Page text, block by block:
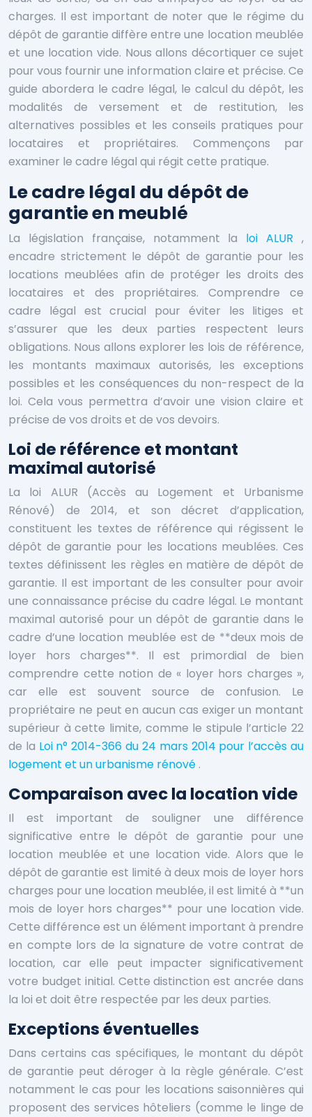
charges. Il est important de noter que le régime du
dépôt de garantie diffère entre une location meublée
et une location vide. Nous allons décortiquer ce sujet
pour vous fournir une information claire et précise. Ce
guide abordera le cadre légal, le calcul du dépôt, les
modalités de versement et de restitution, les
alternatives possibles et les conseils pratiques pour
locataires et propriétaires. Commençons par
examiner le cadre légal qui régit cette pratique.
Le cadre légal du dépôt de
garantie en meublé
La législation française, notamment la loi ALUR,
encadre strictement le dépôt de garantie pour les
locations meublées afin de protéger les droits des
locataires et des propriétaires. Comprendre ce
cadre légal est crucial pour éviter les litiges et
s’assurer que les deux parties respectent leurs
obligations. Nous allons explorer les lois de référence,
les montants maximaux autorisés, les exceptions
possibles et les conséquences du non-respect de la
loi. Cela vous permettra d’avoir une vision claire et
précise de vos droits et de vos devoirs.
Loi de référence et montant
maximal autorisé
La loi ALUR (Accès au Logement et Urbanisme
Rénové) de 2014, et son décret d’application,
constituent les textes de référence qui régissent le
dépôt de garantie pour les locations meublées. Ces
textes définissent les règles en matière de dépôt de
garantie. Il est important de les consulter pour avoir
une connaissance précise du cadre légal. Le montant
maximal autorisé pour un dépôt de garantie dans le
cadre d’une location meublée est de **deux mois de
loyer hors charges**. Il est primordial de bien
comprendre cette notion de « loyer hors charges »,
car elle est souvent source de confusion. Le
propriétaire ne peut en aucun cas exiger un montant
supérieur à cette limite, comme le stipule l’article 22
de la Loi n° 2014-366 du 24 mars 2014 pour l’accès au
logement et un urbanisme rénové .
Comparaison avec la location vide
Il est important de souligner une différence
significative entre le dépôt de garantie pour une
location meublée et une location vide. Alors que le
dépôt de garantie est limité à deux mois de loyer hors
charges pour une location meublée, il est limité à **un
mois de loyer hors charges** pour une location vide.
Cette différence est un élément important à prendre
en compte lors de la signature de votre contrat de
location, car elle peut impacter significativement
votre budget initial. Cette distinction est ancrée dans
la loi et doit être respectée par les deux parties.
Exceptions éventuelles
Dans certains cas spécifiques, le montant du dépôt
de garantie peut déroger à la règle générale. C’est
notamment le cas pour les locations saisonnières qui
proposent des services hôteliers (comme le linge de